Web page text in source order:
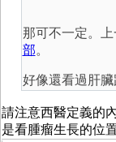
那可不一定。
部。
好像還看過肝臟
請注意西醫定義的
是看腫瘤生長的位